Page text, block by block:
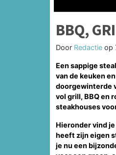
BBQ,
Door Redactie op
Een sappige
van de keuken
doorgewinterde
vol grill, BBQ en
steakhouses
Hieronder vind
heeft zijn eigen
je nu een